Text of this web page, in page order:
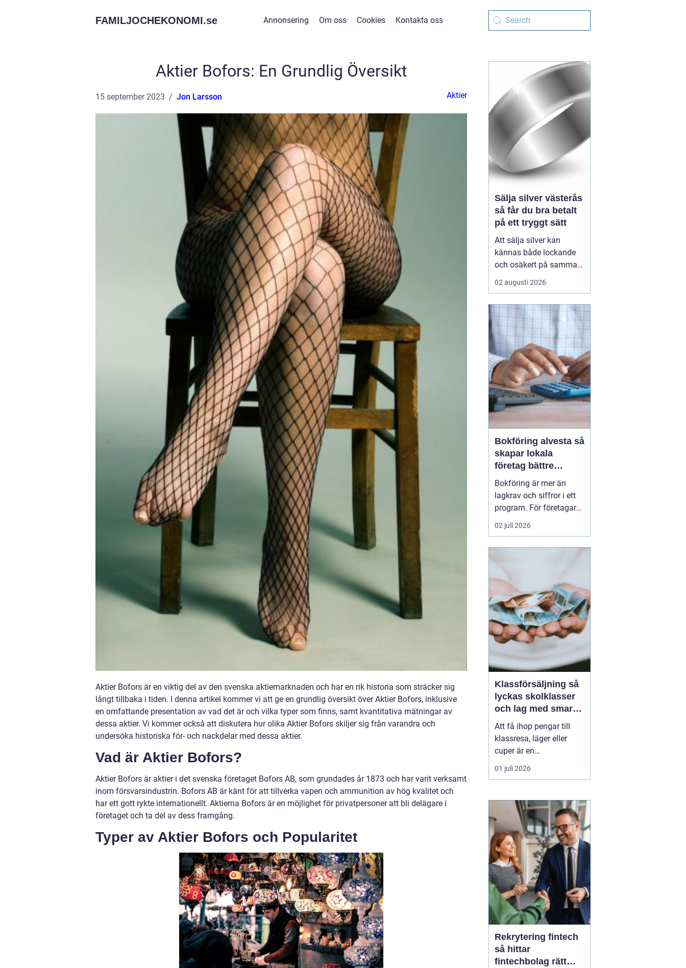
FAMILJOCHEKONOMI.se Annonsering Om oss Cookies Kontakta oss
Aktier Bofors: En Grundlig Översikt
15 september 2023 Jon Larsson Aktier
Aktier Bofors är en viktig del av den svenska aktiemarknaden och har en rik historia som sträcker sig
långt tillbaka i tiden. I denna artikel kommer vi att ge en grundlig översikt över Aktier Bofors, inklusive
en omfattande presentation av vad det är och vilka typer som finns, samt kvantitativa mätningar av
dessa aktier. Vi kommer också att diskutera hur olika Aktier Bofors skiljer sig från varandra och
undersöka historiska för- och nackdelar med dessa aktier.
Vad är Aktier Bofors?
Aktier Bofors är aktier i det svenska företaget Bofors AB, som grundades år 1873 och har varit verksamt
inom försvarsindustrin. Bofors AB är känt för att tillverka vapen och ammunition av hög kvalitet och
har ett gott rykte internationellt. Aktierna Bofors är en möjlighet för privatpersoner att bli delägare i
företaget och ta del av dess framgång.
Typer av Aktier Bofors och Popularitet
Sälja silver västerås
så får du bra betalt
på ett tryggt sätt
Att sälja silver kan
kännas både lockande
och osäkert på samma
gång. Många sitter på
silversmycken, bestick
liggande i ett skåp år
efter år. Frågan dyker
ofta upp: är det värt
något, och hur går en
försäljning faktiskt till?
...
02 augusti 2026
Bokföring alvesta så
skapar lokala
företag bättre
kontroll och
tryggare ekonomi
Bokföring är mer än
lagkrav och siffror i ett
program. För företagare i
Alvesta handlar det om
vardaglig trygghet, bättre
korrekta, uppdaterade
och begripliga blir det
enklare att växa, ...
02 juli 2026
Klassförsäljning så
lyckas skolklasser
och lag med smarta
säljprojekt
Att få ihop pengar till
klassresa, läger eller
cuper är en
återkommande
utmaning för många
Samtidigt kan en
genomtänkt
Klassförsäljningbli
mycket mer än bara ett
sätt att fylla kassan.
De...
01 juli 2026
Rekrytering fintech
så hittar
fintechbolag rätt